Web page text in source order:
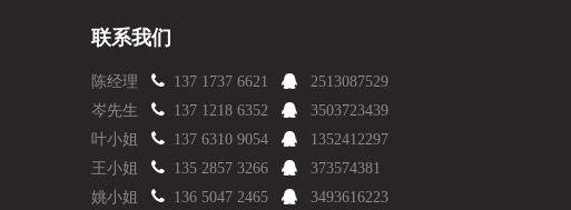
联系我们
陈经理  137 1737 6621  2513087529
岑先生  137 1218 6352  3503723439
叶小姐  137 6310 9054  1352412297
王小姐  135 2857 3266  373574381
姚小姐  136 5047 2465  3493616223